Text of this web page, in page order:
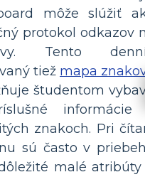
môže slúžiť
protokol odkazov
Tento
tiež mapa
študentom
informácie
znakoch. Pri
sú často v
malé atribúty